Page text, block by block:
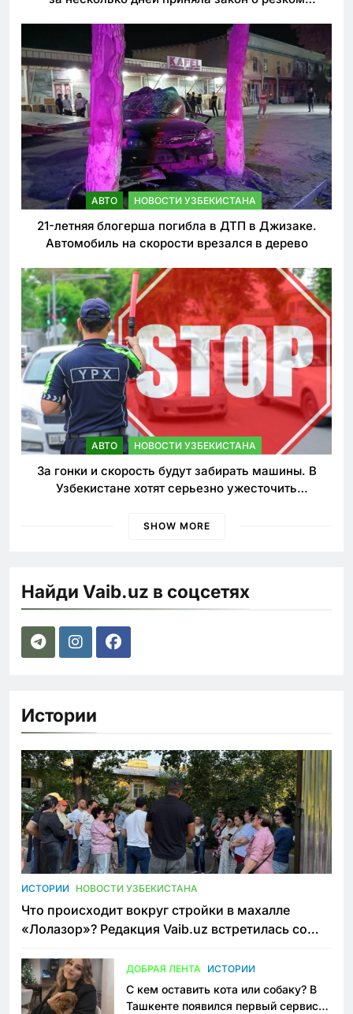
АВТО НОВОСТИ УЗБЕКИСТАНА
21-летняя блогерша погибла в ДТП в Джизаке.
Автомобиль на скорости врезался в дерево
АВТО НОВОСТИ УЗБЕКИСТАНА
За гонки и скорость будут забирать машины. В
Узбекистане хотят серьезно ужесточить
SHOW MORE
Найди Vaib.uz в соцсетях
Истории
ИСТОРИИ НОВОСТИ УЗБЕКИСТАНА
Что происходит вокруг стройки в махалле
«Лолазор»? Редакция Vaib.uz встретилась со
ДОБРАЯ ЛЕНТА ИСТОРИИ
С кем оставить кота или собаку? В
Ташкенте появился первый сервис